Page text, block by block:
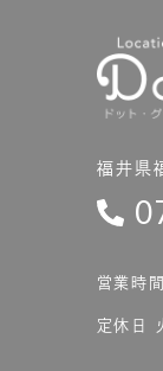
福井県
営業時
定休日